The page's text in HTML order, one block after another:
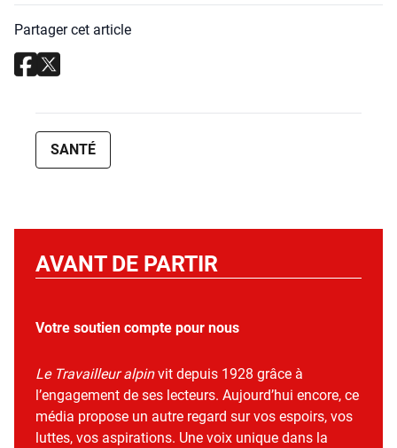
Partager cet article
SANTÉ
AVANT DE PARTIR
Votre soutien compte pour nous
Le Travailleur alpinvit depuis 1928 grâce à
l’engagement de ses lecteurs. Aujourd’hui encore, ce
média propose un autre regard sur vos espoirs, vos
luttes, vos aspirations. Une voix unique dans la